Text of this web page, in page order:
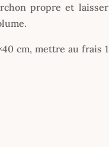
propre et laisser
cm, mettre au frais 1